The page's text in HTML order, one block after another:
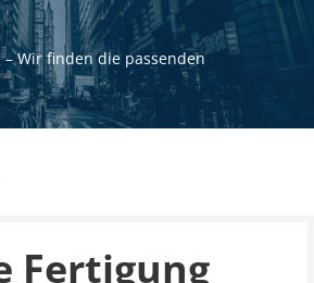
Wir finden die passenden
Fertigung